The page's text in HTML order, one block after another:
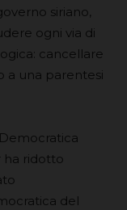
siriano,
ogni via di
cancellare
a una parentesi
ha ridotto
del